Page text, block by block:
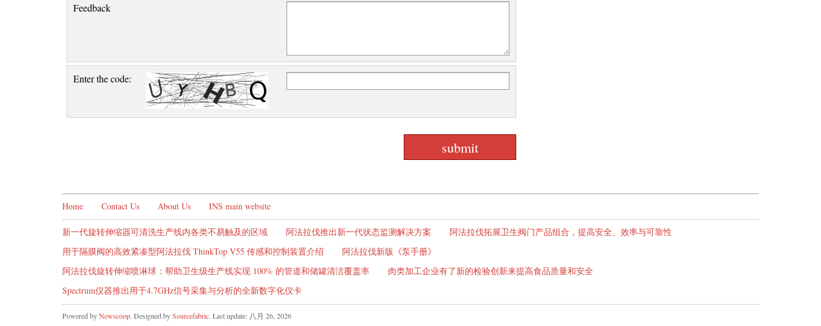
Feedback
Enter the code:
Home Contact Us About Us INS main website
新一代旋转伸缩器可清洗生产线内各类不易触及的区域 阿法拉伐推出新一代状态监测解决方案
阿法拉伐拓展卫生阀门产品组合，提高安全、效率与可靠性
用于隔膜阀的高效紧凑型阿法拉伐 ThinkTop V55 传感和控制装置介绍
阿法拉伐新版《泵手册》
阿法拉伐旋转伸缩喷淋球：帮助卫生级生产线实现 100% 的管道和储罐清洁覆盖率
肉类加工企业有了新的检验创新来提高食品质量和安全
Spectrum仪器推出用于4.7GHz信号采集与分析的全新数字化仪卡
Powered byNewscoop. Designed bySourcefabric. Last update: 八月 26, 2026